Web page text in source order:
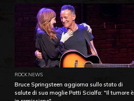
ROCK NEWS
Bruce Springsteen aggiorna sullo stato di
salute di sua moglie Patti Scialfa: "Il tumore è